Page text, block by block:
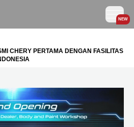
NEW
CHERY PERTAMA DENGAN FASILITAS